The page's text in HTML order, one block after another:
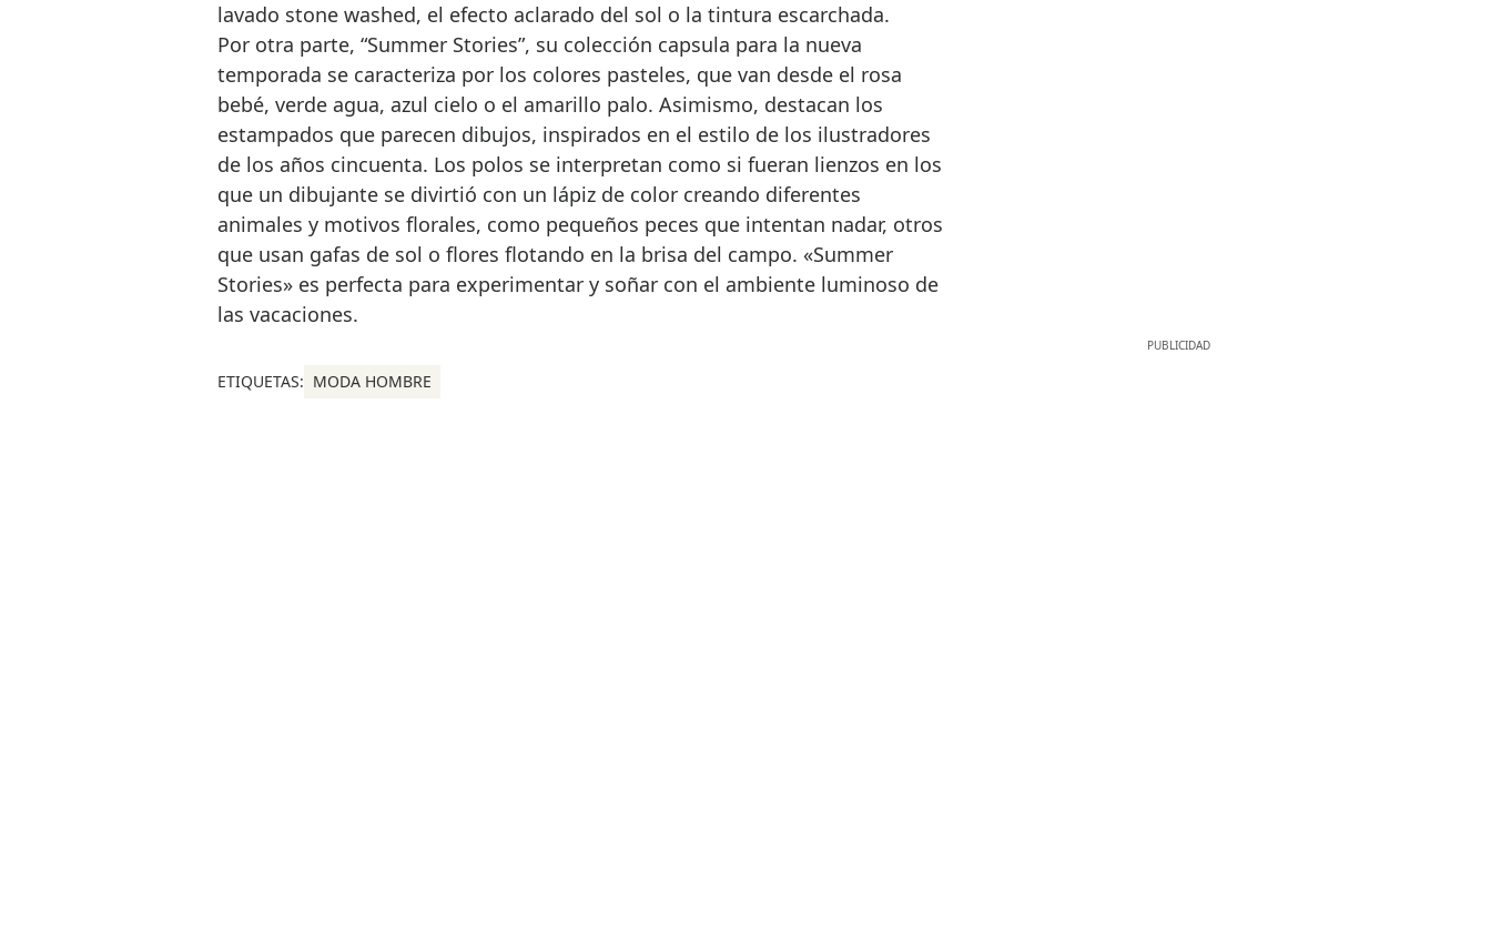
lavado stone washed, el efecto aclarado del sol o la tintura escarchada.
Por otra parte, “Summer Stories”, su colección capsula para la nueva
temporada se caracteriza por los colores pasteles, que van desde el rosa
bebé, verde agua, azul cielo o el amarillo palo. Asimismo, destacan los
estampados que parecen dibujos, inspirados en el estilo de los ilustradores
de los años cincuenta. Los polos se interpretan como si fueran lienzos en los
que un dibujante se divirtió con un lápiz de color creando diferentes
animales y motivos florales, como pequeños peces que intentan nadar, otros
que usan gafas de sol o flores flotando en la brisa del campo. «Summer
Stories» es perfecta para experimentar y soñar con el ambiente luminoso de
las vacaciones.
ETIQUETAS: MODA HOMBRE